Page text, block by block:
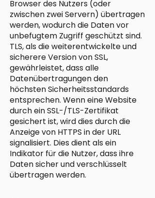
Browser des Nutzers (oder
zwischen zwei Servern) übertragen
werden, wodurch die Daten vor
unbefugtem Zugriff geschützt sind.
TLS, als die weiterentwickelte und
sicherere Version von SSL,
gewährleistet, dass alle
Datenübertragungen den
höchsten Sicherheitsstandards
entsprechen. Wenn eine Website
durch ein SSL-/TLS-Zertifikat
gesichert ist, wird dies durch die
Anzeige von HTTPS in der URL
signalisiert. Dies dient als ein
Indikator für die Nutzer, dass ihre
Daten sicher und verschlüsselt
übertragen werden.